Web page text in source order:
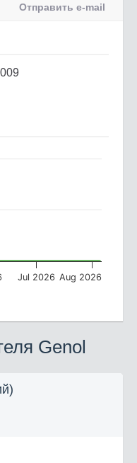
Отправить e-mail
Jul 2026 Aug 2026
Genol